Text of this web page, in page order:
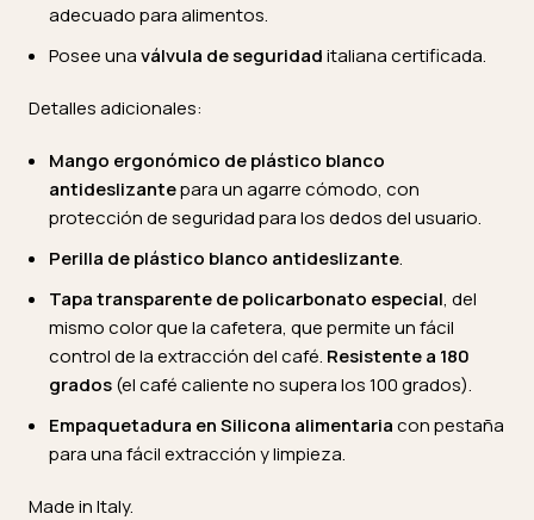
adecuado para alimentos.
Posee unaválvula de seguridaditaliana certificada.
Detalles adicionales:
Mango ergonómico de plástico blanco
antideslizantepara un agarre cómodo, con
protección de seguridad para los dedos del usuario.
Perilla de plástico blanco antideslizante.
Tapa transparente de policarbonato especial, del
mismo color que la cafetera, que permite un fácil
control de la extracción del café. Resistente a 180
grados(el café caliente no supera los 100 grados).
Empaquetadura en Silicona alimentariacon pestaña
para una fácil extracción y limpieza.
Made in Italy.